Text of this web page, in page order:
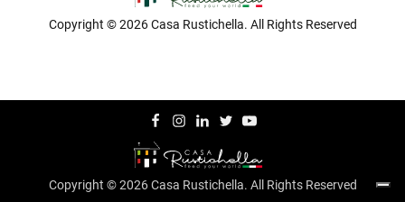
Copyright © 2026 Casa Rustichella. All Rights Reserved
Copyright © 2026 Casa Rustichella. All Rights Reserved